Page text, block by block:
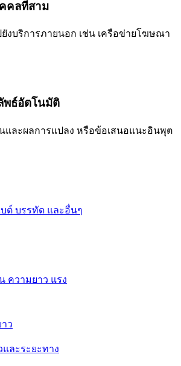
คลที่สาม
งบริการภายนอก เช่น เครือข่ายโฆษณา
พธ์อัตโนมัติ
และผลการแปลง หรือข้อเสนอแนะอินพุต
ต์ บรรทัด และอื่นๆ
ความยาว แรง
ว
ละระยะทาง